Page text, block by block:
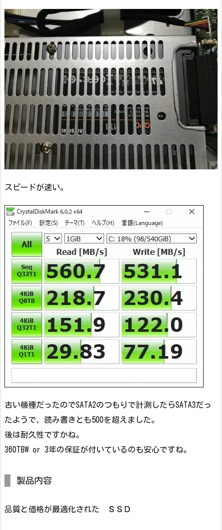
スピードが速い。
古い機種だったのでSATA2のつもりで計測したらSATA3だっ
たようで、読み書きとも500を超えました。
後は耐久性ですかね。
360TBW or 3年の保証が付いているのも安心ですね。
製品内容
品質と価格が最適化された ＳＳＤ